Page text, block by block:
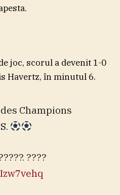
joc, scorul a devenit 1-0
Havertz, în minutul 6.
Champions
????